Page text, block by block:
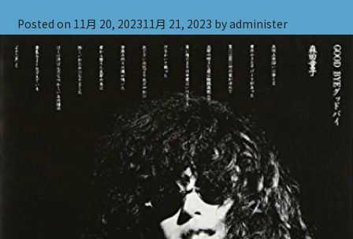
Posted on 11月 20, 202311月 21, 2023 byadminister